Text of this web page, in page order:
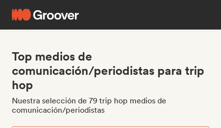
Top medios de
comunicación/periodistas para trip
hop
Nuestra selección de 79 trip hop medios de
comunicación/periodistas